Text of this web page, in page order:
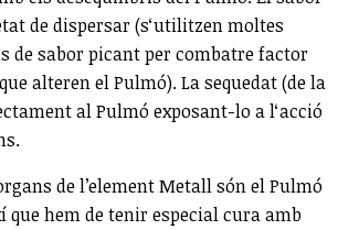
de dispersar (s‘utilitzen moltes
de sabor picant per combatre factor
alteren el Pulmó). La sequedat (de la
al Pulmó exposant-lo a l‘acció
de l’element Metall són el Pulmó
que hem de tenir especial cura amb